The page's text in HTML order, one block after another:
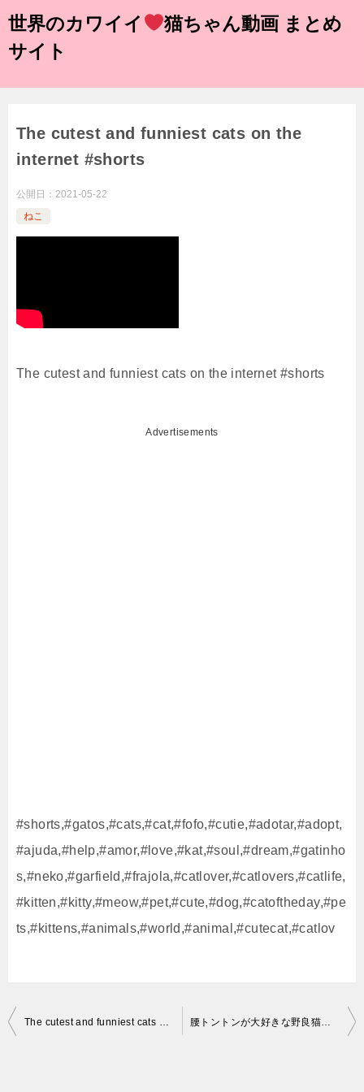
世界のカワイイ
猫ちゃん動画 まとめ
サイト
The cutest and funniest cats on the
internet #shorts
公開日： 2021-05-22
ねこ
The cutest and funniest cats on the internet #shorts
Advertisements
#shorts,#gatos,#cats,#cat,#fofo,#cutie,#adotar,#adopt,
#ajuda,#help,#amor,#love,#kat,#soul,#dream,#gatinho
s,#neko,#garfield,#frajola,#catlover,#catlovers,#catlife,
#kitten,#kitty,#meow,#pet,#cute,#dog,#catoftheday,#pe
ts,#kittens,#animals,#world,#animal,#cutecat,#catlov
投
The cutest and funniest cats on the internet #shorts 腰トントンが大好きな野良猫たち【#2】 #Shorts “A wild cat loves hips ton ton”